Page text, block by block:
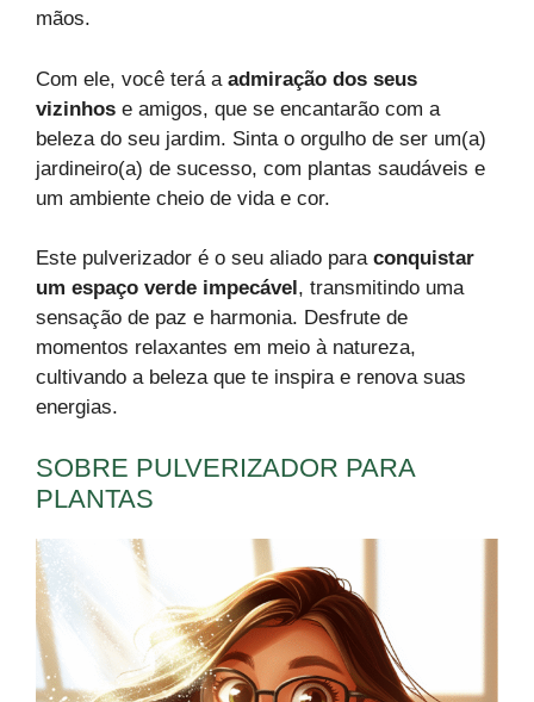
mãos.
Com ele, você terá a admiração dos seus
vizinhos e amigos, que se encantarão com a
beleza do seu jardim. Sinta o orgulho de ser um(a)
jardineiro(a) de sucesso, com plantas saudáveis e
um ambiente cheio de vida e cor.
Este pulverizador é o seu aliado para conquistar
um espaço verde impecável , transmitindo uma
sensação de paz e harmonia. Desfrute de
momentos relaxantes em meio à natureza,
cultivando a beleza que te inspira e renova suas
energias.
SOBRE PULVERIZADOR PARA
PLANTAS